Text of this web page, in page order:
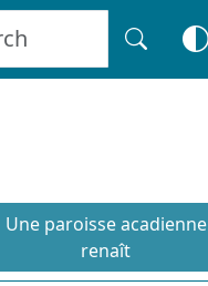
Une paroisse acadienne
renaît